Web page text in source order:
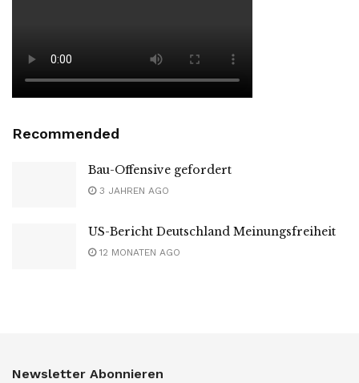
Recommended
Bau-Offensive gefordert
3 JAHREN AGO
US-Bericht Deutschland Meinungsfreiheit
12 MONATEN AGO
Newsletter Abonnieren